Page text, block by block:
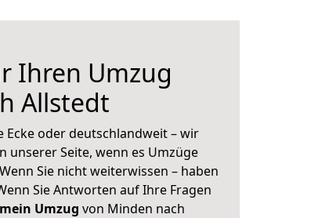
Ihren Umzug
Allstedt
Ecke oder deutschlandweit – wir
unserer Seite, wenn es Umzüge
Sie nicht weiterwissen – haben
Sie Antworten auf Ihre Fragen
Umzug von Minden nach